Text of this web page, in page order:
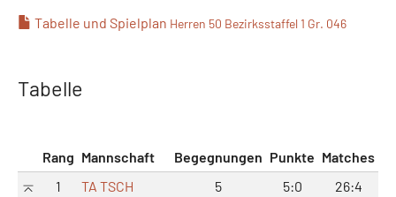
Tabelle und Spielplan Herren 50 Bezirksstaffel 1 Gr. 046
Tabelle
Rang Mannschaft Begegnungen Punkte Matches
1
TA TSCH
5 5:0 26:4